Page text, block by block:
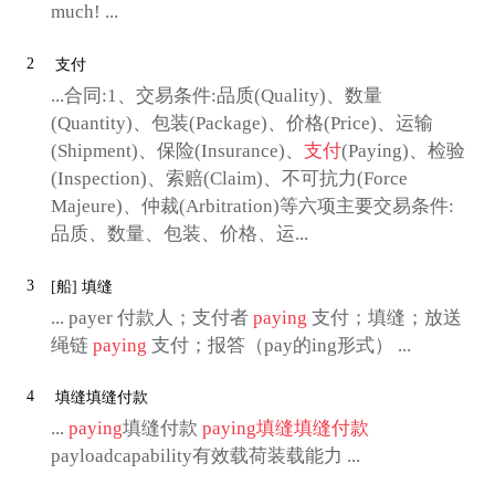
much! ...
2 支付
...合同:1、交易条件:品质(Quality)、数量
(Quantity)、包装(Package)、价格(Price)、运输
(Shipment)、保险(Insurance)、 支付(Paying)、检验
(Inspection)、索赔(Claim)、不可抗力(Force
Majeure)、仲裁(Arbitration)等六项主要交易条件:
品质、数量、包装、价格、运...
3 [船] 填缝
... payer 付款人；支付者 paying 支付；填缝；放送
绳链 paying 支付；报答（pay的ing形式） ...
4 填缝填缝付款
... paying填缝付款 paying填缝填缝付款
payloadcapability有效载荷装载能力 ...